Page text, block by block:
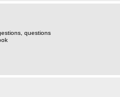
questions